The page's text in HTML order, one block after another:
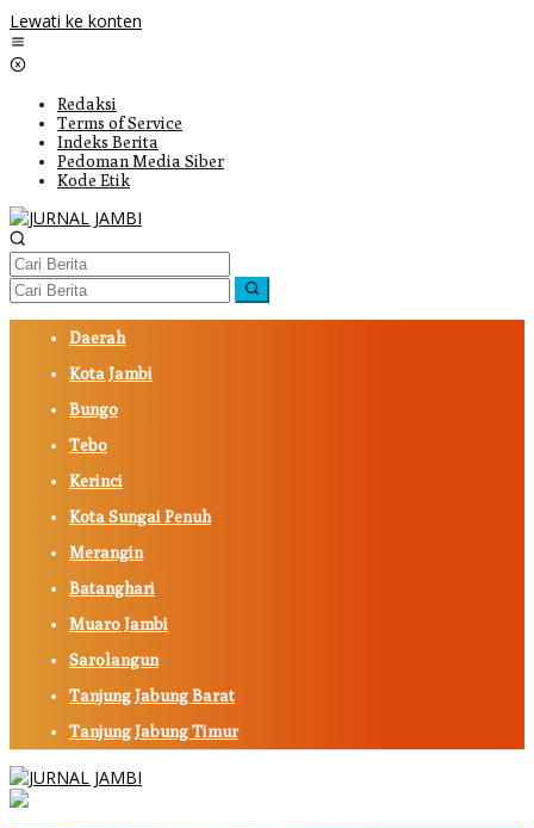
Lewati ke konten
Redaksi
Terms of Service
Indeks Berita
Pedoman Media Siber
Kode Etik
Daerah
Kota Jambi
Bungo
Tebo
Kerinci
Kota Sungai Penuh
Merangin
Batanghari
Muaro Jambi
Sarolangun
Tanjung Jabung Barat
Tanjung Jabung Timur